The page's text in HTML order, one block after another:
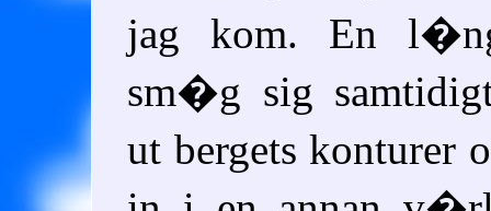
jag kom. En
sm�g sig
ut bergets konturer